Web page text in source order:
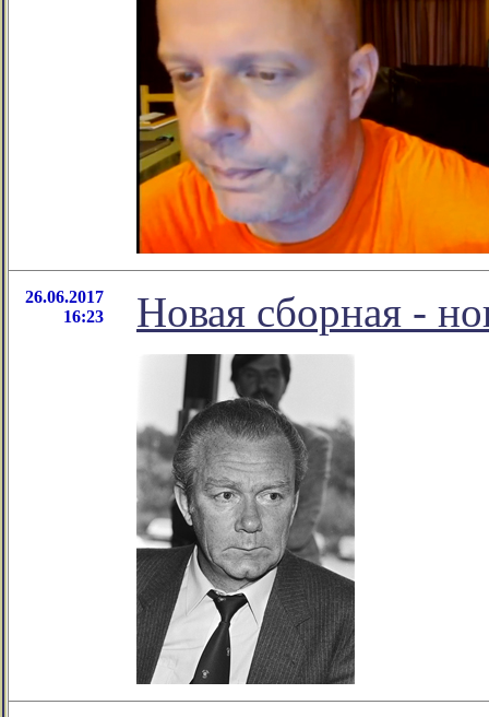
26.06.2017
16:23
Новая сборная -